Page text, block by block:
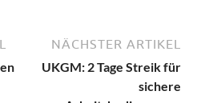
NÄCHSTER ARTIKEL
UKGM: 2 Tage Streik für
sichere